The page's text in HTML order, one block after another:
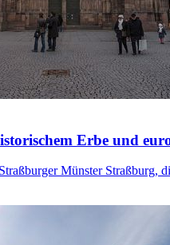
Erbe und
Münster Straßburg,